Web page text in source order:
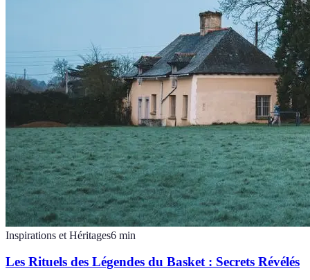
Inspirations et Héritages6 min
Les Rituels des Légendes du Basket : Secrets Révélés